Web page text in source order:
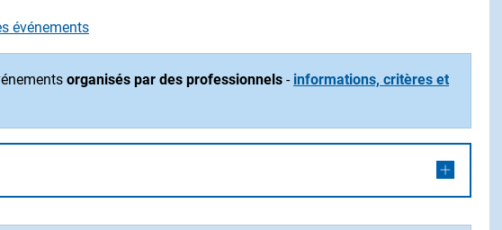
événements
organisés par des professionnels - informations, critères et